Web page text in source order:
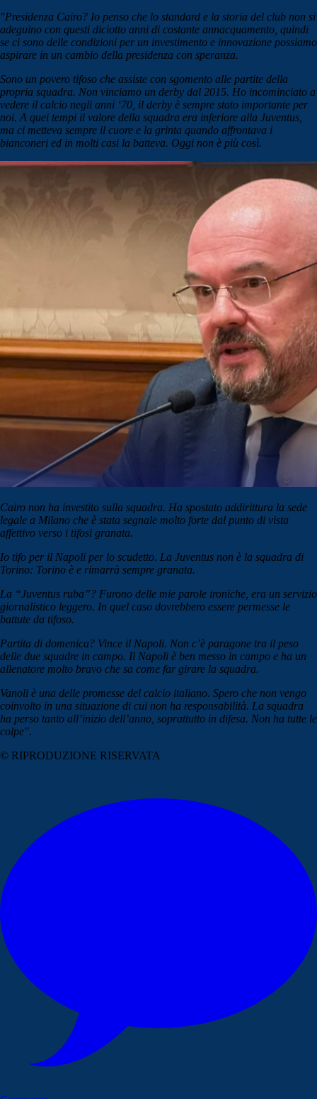
"Presidenza Cairo? Io penso che lo standard e la storia del club non si
adeguino con questi diciotto anni di costante annacquamento, quindi
se ci sono delle condizioni per un investimento e innovazione possiamo
aspirare in un cambio della presidenza con speranza.
Sono un povero tifoso che assiste con sgomento alle partite della
propria squadra. Non vinciamo un derby dal 2015. Ho incominciato a
vedere il calcio negli anni ‘70, il derby è sempre stato importante per
noi. A quei tempi il valore della squadra era inferiore alla Juventus,
ma ci metteva sempre il cuore e la grinta quando affrontava i
bianconeri ed in molti casi la batteva. Oggi non è più così.
Cairo non ha investito sulla squadra. Ha spostato addirittura la sede
legale a Milano che è stata segnale molto forte dal punto di vista
affettivo verso i tifosi granata.
Io tifo per il Napoli per lo scudetto. La Juventus non è la squadra di
Torino: Torino è e rimarrà sempre granata.
La “Juventus ruba”? Furono delle mie parole ironiche, era un servizio
giornalistico leggero. In quel caso dovrebbero essere permesse le
battute da tifoso.
Partita di domenica? Vince il Napoli. Non c’è paragone tra il peso
delle due squadre in campo. Il Napoli è ben messo in campo e ha un
allenatore molto bravo che sa come far girare la squadra.
Vanoli è una delle promesse del calcio italiano. Spero che non vengo
coinvolto in una situazione di cui non ha responsabilità. La squadra
ha perso tanto all’inizio dell’anno, soprattutto in difesa. Non ha tutte le
colpe".
© RIPRODUZIONE RISERVATA